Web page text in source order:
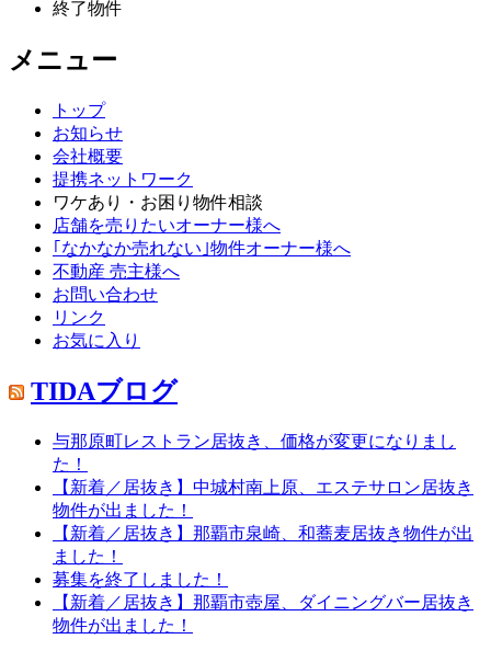
終了物件
メニュー
トップ
お知らせ
会社概要
提携ネットワーク
ワケあり・お困り物件相談
店舗を売りたいオーナー様へ
｢なかなか売れない｣物件オーナー様へ
不動産 売主様へ
お問い合わせ
リンク
お気に入り
TIDAブログ
与那原町レストラン居抜き、価格が変更になりまし
た！
【新着／居抜き】中城村南上原、エステサロン居抜き
物件が出ました！
【新着／居抜き】那覇市泉崎、和蕎麦居抜き物件が出
ました！
募集を終了しました！
【新着／居抜き】那覇市壺屋、ダイニングバー居抜き
物件が出ました！